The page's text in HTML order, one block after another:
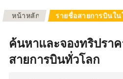
หน้าหลัก รายชื่อสายการบินใน
ค้นหาและจองทริปรา
สายการบินทั่วโลก